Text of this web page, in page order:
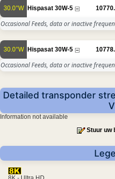
30.0°W Hispasat 30W-5
Occasional Feeds, data or inactive
30.0°W Hispasat 30W-5
Occasional Feeds, data or inactive
Detailed transponder
Information not available
Stuur uw